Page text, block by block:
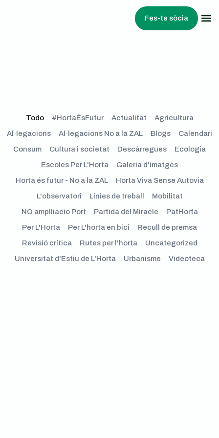
Fes-te sòcia
#HortaÉsFutur Actualitat
Agricultura
Al·legacions
Al·legacions No a la ZAL Blogs
Calendari
Consum
Cultura i societat Descàrregues
Ecologia
Escoles Per L'Horta
Galeria d'imatges
Horta és futur - No a la ZAL
Horta Viva Sense Autovia
L'observatori
Línies de treball
Mobilitat
NO amplliacio Port
Partida del Miracle
PatHorta
Per L'Horta
Per L'horta en bici
Recull de premsa
Revisió crítica
Rutes per l'horta
Uncategorized
Universitat d'Estiu de L'Horta
Urbanisme Videoteca
Todo